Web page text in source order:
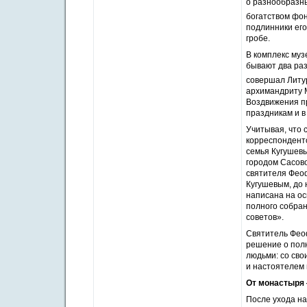
о
богатством
подлинники
гробе.
В комплекс
бывают два
совершал
архимандриту
Воздвижения
праздникам и
Учитывая, что
семья
городом
святителя
Кугушевым, до
написана на
полного
советов».
Святитель
решение о
людьми: со
и
От
После ухода